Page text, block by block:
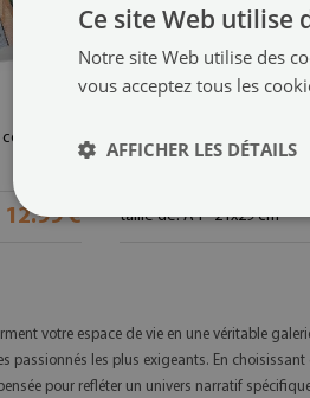
12.99 €
lignes noires et
taille de: A4 - 21x29 cm
votre espace de vie en une véritable
passionnés les plus exigeants. En
pour refléter un univers narratif
Ce site Web utilise
Notre site Web utilise des
vous acceptez tous les
AFFICHER LES DÉTAILS